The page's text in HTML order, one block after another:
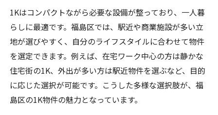
ント
口コミや評判から見える1Kのリアルな評価
1K選びで失敗しない福島区のコツを紹介
初めての一人暮らしに最適な1Kの条件
一人暮らし初心者が選ぶべき1Kの条件とは
快適な新生活に欠かせない1Kの必須設備
安心して住める1Kのセキュリティ重視ポイ
1Kはコンパクトながら必要な設備が整っており、一人暮
らしに最適です。福島区では、駅近や商業施設が多い立
地が選びやすく、自分のライフスタイルに合わせて物件
を選定できます。例えば、在宅ワーク中心の方は静かな
住宅街の1K、外出が多い方は駅近物件を選ぶなど、目的
に応じた選択が可能です。こうした多様な選択肢が、福
島区の1K物件の魅力となっています。